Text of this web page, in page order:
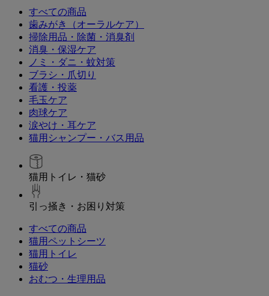
すべての商品
歯みがき（オーラルケア）
掃除用品・除菌・消臭剤
消臭・保湿ケア
ノミ・ダニ・蚊対策
ブラシ・爪切り
看護・投薬
毛玉ケア
肉球ケア
涙やけ・耳ケア
猫用シャンプー・バス用品
猫用トイレ・猫砂
引っ掻き・お困り対策
すべての商品
猫用ペットシーツ
猫用トイレ
猫砂
おむつ・生理用品